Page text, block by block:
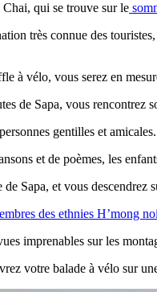
qui se trouve sur le
très connue des
à vélo, vous serez en
de Sapa, vous rencontrez
gentilles et amicales.
et de poèmes, les
Sapa, et vous descendrez
des ethnies H’mong
imprenables sur les
votre balade à vélo sur